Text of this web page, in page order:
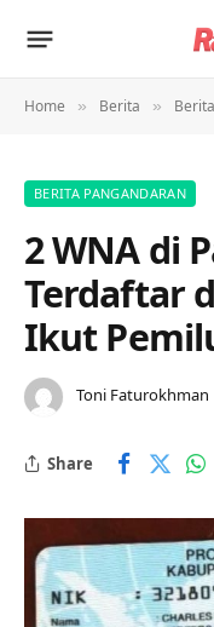
Home » Berita »
BERITA PANGANDARAN
2 WNA di
Terdaftar
Ikut
Toni Faturokhman
Share